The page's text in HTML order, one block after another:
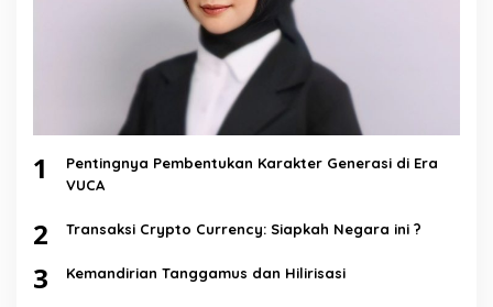
1
Pentingnya Pembentukan Karakter Generasi di Era
VUCA
2 Transaksi Crypto Currency: Siapkah Negara ini ?
3 Kemandirian Tanggamus dan Hilirisasi